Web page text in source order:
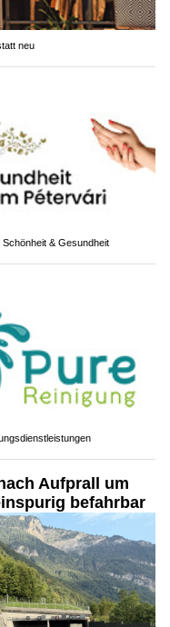
neu
& Gesundheit
Aufprall um
befahrbar